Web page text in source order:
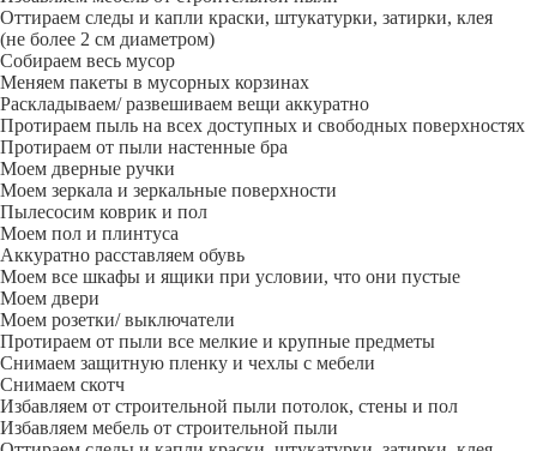
Оттираем следы и капли краски, штукатурки, затирки, клея
(не более 2 см диаметром)
Собираем весь мусор
Меняем пакеты в мусорных корзинах
Раскладываем/ развешиваем вещи аккуратно
Протираем пыль на всех доступных и свободных поверхностях
Протираем от пыли настенные бра
Моем дверные ручки
Моем зеркала и зеркальные поверхности
Пылесосим коврик и пол
Моем пол и плинтуса
Аккуратно расставляем обувь
Моем все шкафы и ящики при условии, что они пустые
Моем двери
Моем розетки/ выключатели
Протираем от пыли все мелкие и крупные предметы
Снимаем защитную пленку и чехлы с мебели
Снимаем скотч
Избавляем от строительной пыли потолок, стены и пол
Избавляем мебель от строительной пыли